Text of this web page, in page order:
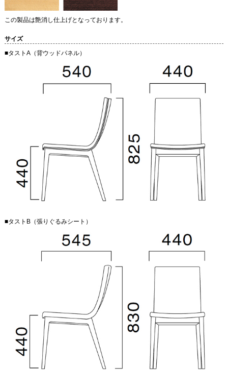
この製品は艶消し仕上げとなっております。
サイズ
■タストA（背ウッドパネル）
■タストB（張りぐるみシート）